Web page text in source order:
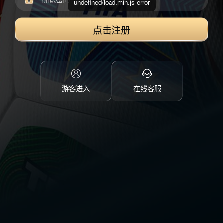
点击注册
游客进入 在线客服
undefined/load.min.js error